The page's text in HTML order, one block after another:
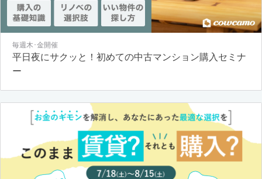
毎週木･金開催
平日夜にサクッと！初めての中古マンション購入セミナ
ー